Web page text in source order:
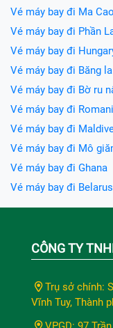
Vé máy bay đi Ma Cao
Vé máy bay đi Phần
Vé máy bay đi
Vé máy bay đi Băng
Vé máy bay đi Bờ ru
Vé máy bay đi
Vé máy bay đi
Vé máy bay đi Mô
Vé máy bay đi Ghana
Vé máy bay đi Belarus
CÔNG TY
Trụ sở chính:
Vĩnh Tuy, Thành